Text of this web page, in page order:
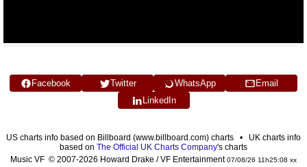
Facebook Twitter WhatsApp
Email
LinkedIn
US charts info based on Billboard (www.billboard.com) charts • UK charts info
based on The Official UK Charts Company's charts
Music VF © 2007-2026 Howard Drake / VF Entertainment07/08/26 11h25:08 xx